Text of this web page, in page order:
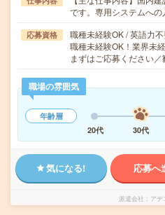
です。専用システムへ
応募資格
職種未経験OK / 英語力
職種未経験OK！業界未
まずはご応募ください
職場の雰囲気
年齢層
20代
30代
気になる! 応募へ
派遣会社 アデ